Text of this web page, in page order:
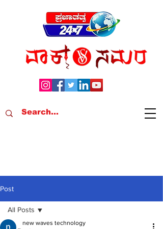
Post
All Posts
new waves technology